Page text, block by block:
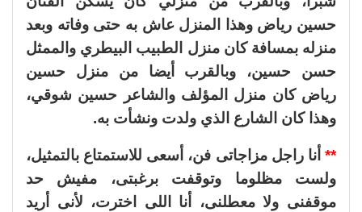
حسين رياض وهذا المنزل عاش به حتى وفاته وبعد
منزله بمسافة كان منزل الطبيب البيطري والممثل
حسن حسين، وبالقرب أيضا من منزل حسين
رياض كان منزل المؤلف والشاعر حسين شوقي،
وهذا كان الشارع الذي ولدت ونشأت به.
** أنا راجل مزاجاتى فن، أسعى للاستمتاع بالتمثيل،
ولست مظلوما وتوقفت برغبتى، مفيش حد
موقفنى ولا معطلنى، أنا اللى اخترت، لأنى أريد